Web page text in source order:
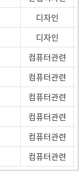
디자인
디자인
컴퓨터관련
컴퓨터관련
컴퓨터관련
컴퓨터관련
컴퓨터관련
컴퓨터관련